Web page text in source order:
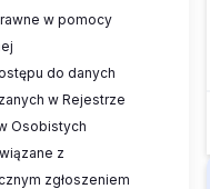
w pomocy
do danych
w Rejestrze
Osobistych
z
zgłoszeniem